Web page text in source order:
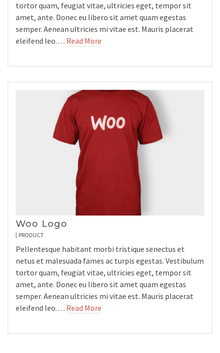
tortor quam, feugiat vitae, ultricies eget, tempor sit
amet, ante. Donec eu libero sit amet quam egestas
semper. Aenean ultricies mi vitae est. Mauris placerat
eleifend leo.… Read More
Woo Logo
PRODUCT
Pellentesque habitant morbi tristique senectus et
netus et malesuada fames ac turpis egestas. Vestibulum
tortor quam, feugiat vitae, ultricies eget, tempor sit
amet, ante. Donec eu libero sit amet quam egestas
semper. Aenean ultricies mi vitae est. Mauris placerat
eleifend leo.… Read More